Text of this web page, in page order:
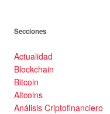
Secciones
Actualidad
Blockchain
Bitcoin
Altcoins
Análisis Criptofinanciero